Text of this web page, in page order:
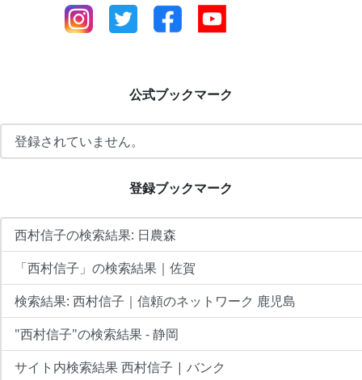
公式ブックマーク
登録されていません。
登録ブックマーク
西村信子の検索結果: 日農森
「西村信子」の検索結果｜佐賀
検索結果: 西村信子｜信頼のネットワーク 鹿児島
"西村信子"の検索結果 - 静岡
サイト内検索結果 西村信子 | バンク